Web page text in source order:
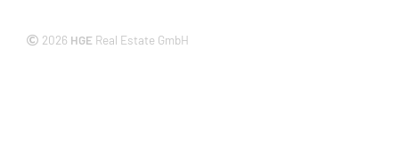
2026 HGE Real Estate GmbH